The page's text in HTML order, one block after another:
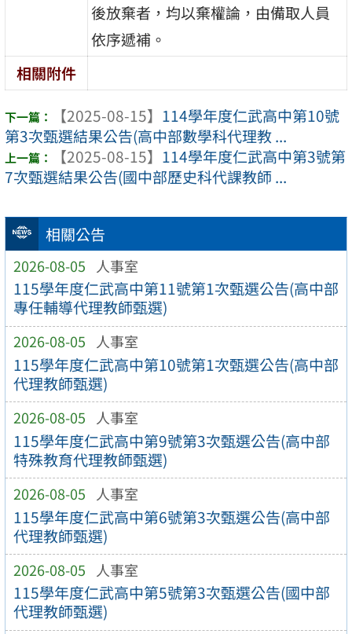
相關公告
2026-08-05 人事室
115學年度仁武高中第11號第1次甄選公告(高中部
專任輔導代理教師甄選)
2026-08-05 人事室
115學年度仁武高中第10號第1次甄選公告(高中部
代理教師甄選)
2026-08-05 人事室
115學年度仁武高中第9號第3次甄選公告(高中部
特殊教育代理教師甄選)
2026-08-05 人事室
115學年度仁武高中第6號第3次甄選公告(高中部
代理教師甄選)
2026-08-05 人事室
115學年度仁武高中第5號第3次甄選公告(國中部
代理教師甄選)
後放棄者，均以棄權論，由備取人員
依序遞補。
相關附件
【2025-08-15】 114學年度仁武高中第10號
第3次甄選結果公告(高中部數學科代理教 ...
【2025-08-15】 114學年度仁武高中第3號第
7次甄選結果公告(國中部歷史科代課教師 ...